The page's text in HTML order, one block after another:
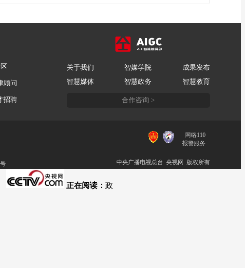
顾问
招聘
关于我们 智媒学院
成果发布
智慧媒体
智慧政务 智慧教育
合作咨询 >
网络110
报警服务
中央广播电视总台 央视网 版权所有
正在阅读： 政